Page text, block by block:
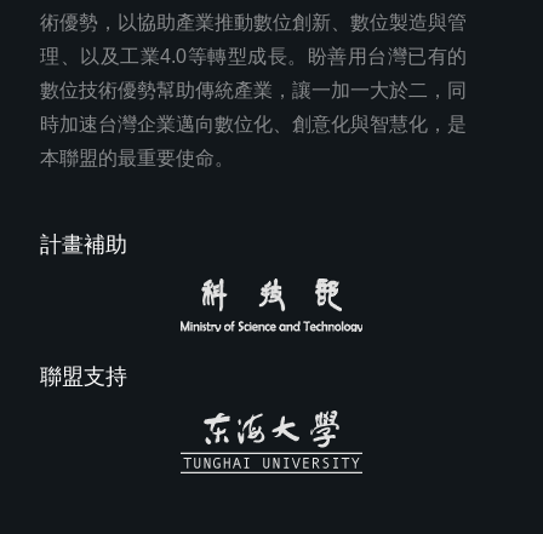
術優勢，以協助產業推動數位創新、數位製造與管
理、以及工業4.0等轉型成長。盼善用台灣已有的
數位技術優勢幫助傳統產業，讓一加一大於二，同
時加速台灣企業邁向數位化、創意化與智慧化，是
本聯盟的最重要使命。
計畫補助
聯盟支持